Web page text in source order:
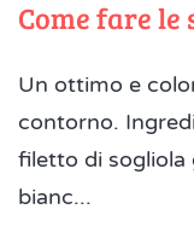
Come fare
Un ottimo e
contorno.
filetto di sogliola
bianc...